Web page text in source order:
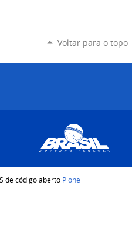
Voltar para o topo
de código aberto Plone